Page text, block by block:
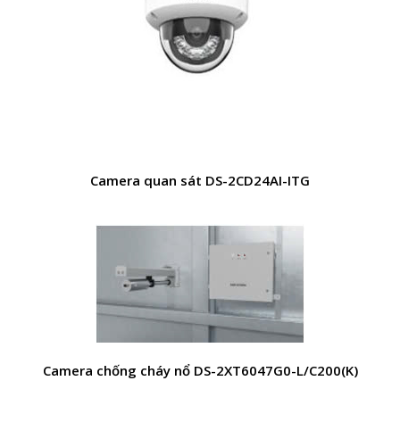
Camera quan sát DS-2CD24AI-ITG
Camera chống cháy nổ DS-2XT6047G0-L/C200(K)